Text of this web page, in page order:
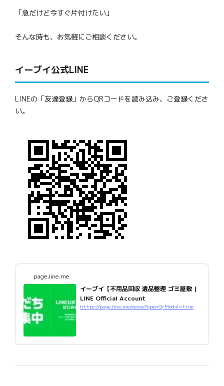
「急だけど今すぐ片付けたい」
そんな時も、お気軽にご相談ください。
イーブイ公式LINE
LINEの「友達登録」からQRコードを読み込み、ご登録くださ
い。
page.line.me
イーブイ【不用品回収 遺品整理 ゴミ屋敷 |
LINE Official Account
https://page.line.me/eevee?openQrModal=true